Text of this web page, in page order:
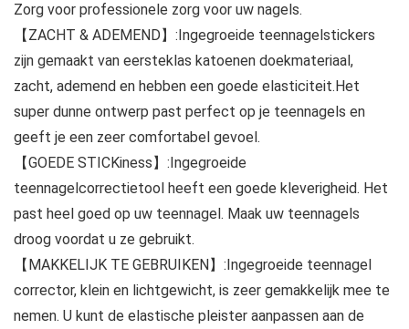
Zorg voor professionele zorg voor uw nagels.
【ZACHT & ADEMEND】:Ingegroeide teennagelstickers
zijn gemaakt van eersteklas katoenen doekmateriaal,
zacht, ademend en hebben een goede elasticiteit.Het
super dunne ontwerp past perfect op je teennagels en
geeft je een zeer comfortabel gevoel.
【GOEDE STICKiness】:Ingegroeide
teennagelcorrectietool heeft een goede kleverigheid. Het
past heel goed op uw teennagel. Maak uw teennagels
droog voordat u ze gebruikt.
【MAKKELIJK TE GEBRUIKEN】:Ingegroeide teennagel
corrector, klein en lichtgewicht, is zeer gemakkelijk mee te
nemen. U kunt de elastische pleister aanpassen aan de